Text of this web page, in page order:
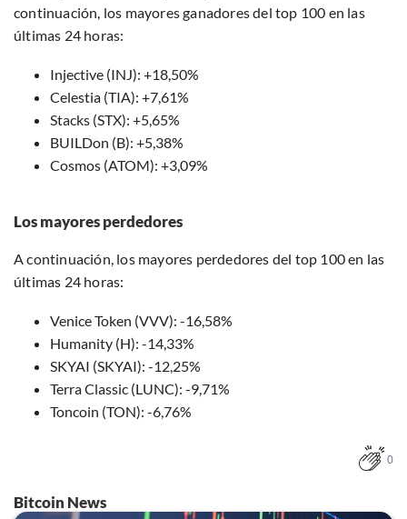
continuación, los mayores ganadores del top 100 en las
últimas 24 horas:
Injective (INJ): +18,50%
Celestia (TIA): +7,61%
Stacks (STX): +5,65%
BUILDon (B): +5,38%
Cosmos (ATOM): +3,09%
Los mayores perdedores
A continuación, los mayores perdedores del top 100 en las
últimas 24 horas:
Venice Token (VVV): -16,58%
Humanity (H): -14,33%
SKYAI (SKYAI): -12,25%
Terra Classic (LUNC): -9,71%
Toncoin (TON): -6,76%
0
Bitcoin News